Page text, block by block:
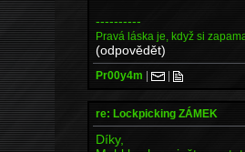
----------
Pravá láska je, když si
(odpovědět)
Pr00y4m | |
re: Lockpicking ZÁMEK
Díky,